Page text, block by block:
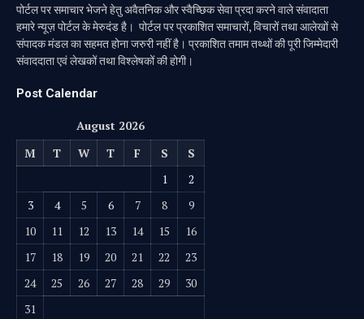
पोर्टल पर समाचार भेजने हेतु अवैतनिक और स्वैच्छिक सेवा प्रदा करने वाले संवादाता
हमारे न्यूज़ पोर्टल के मेरुदंड है। पोर्टल पर प्रकाशित समाचारों, विचारों तथा आलेखों से
संपादक मंडल का सहमत होना जरुरी नहीं है। प्रकाशित तमाम तथ्थों की पूरी जिम्मेदारी
संवाददाता एवं लेखकों तथा विश्लेषकों की होगी।
Post Calendar
August 2026
M
T W T F S
S
1
2
3
4 5 6 7 8
9
10
11 12 13 14 15
16
17
18 19 20 21 22
23
24
25 26 27 28 29
30
31